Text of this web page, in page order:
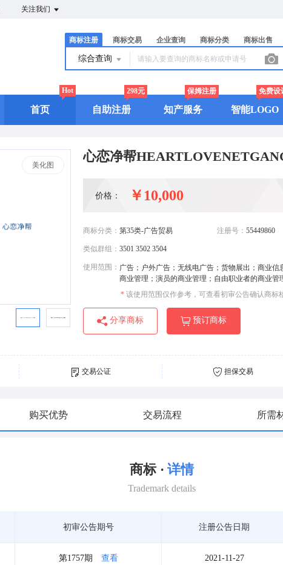
关注我们
商标注册 商标交易 企业查询 商标分类 商标出售
综合查询
首页
Hot
自助注册
298元
知产服务
保姆注册
智能LOGO
免费设
美化图
心恋净帮
价格： ￥10,000
商标分类： 第35类-广告贸易 注册号： 55449860
类似群组： 3501 3502 3504
使用范围： 广告；户外广告；无线电广告；货物展出；商业
商业管理；演员的商业管理；自由职业者的商业管
* 该使用范围仅作参考，可查看初审公告确认商标
分享商标 预订商标
交易公证 担保交易
购买优势 交易流程 所需
商标 · 详情
Trademark details
初审公告期号 注册公告日期
第1757期 查看 2021-11-27